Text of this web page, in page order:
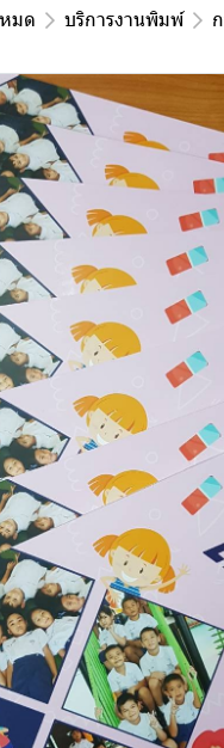
มด บริการงานพิมพ์